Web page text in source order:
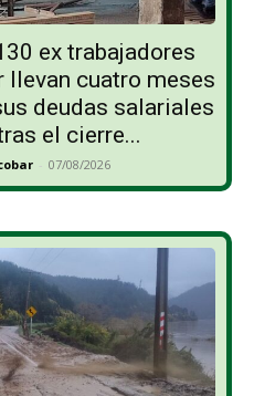
ex trabajadores
llevan cuatro meses
deudas salariales
el cierre...
- 07/08/2026